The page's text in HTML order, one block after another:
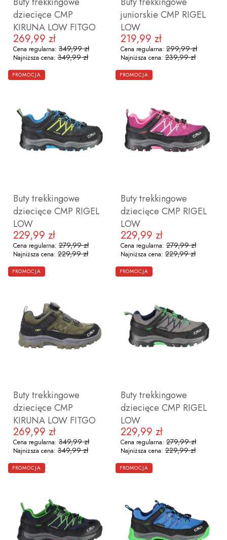
dziecięce CMP
KIRUNA LOW FITGO
Cena promocyjna
269,99 zł
Cena regularna: 349,99 zł
Najniższa cena: 349,99 zł
ZOBACZ PRODUKT
juniorskie CMP RIGEL
LOW
Cena promocyjna
219,99 zł
Cena regularna: 299,99 zł
Najniższa cena: 239,99 zł
ZOBACZ PRODUKT
PROMOCJA
Buty trekkingowe
dziecięce CMP RIGEL
LOW
Cena promocyjna
229,99 zł
Cena regularna: 279,99 zł
Najniższa cena: 229,99 zł
ZOBACZ PRODUKT
36
PROMOCJA
Buty trekkingowe
dziecięce CMP RIGEL
LOW
Cena promocyjna
229,99 zł
Cena regularna: 279,99 zł
Najniższa cena: 229,99 zł
ZOBACZ PRODUKT
PROMOCJA
Buty trekkingowe
dziecięce CMP
KIRUNA LOW FITGO
Cena promocyjna
269,99 zł
Cena regularna: 349,99 zł
Najniższa cena: 349,99 zł
ZOBACZ PRODUKT
PROMOCJA
Buty trekkingowe
dziecięce CMP RIGEL
LOW
Cena promocyjna
229,99 zł
Cena regularna: 279,99 zł
Najniższa cena: 229,99 zł
ZOBACZ PRODUKT
PROMOCJA PROMOCJA